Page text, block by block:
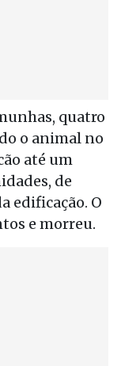
quatro
o animal no
até um
de
edificação. O
e morreu.